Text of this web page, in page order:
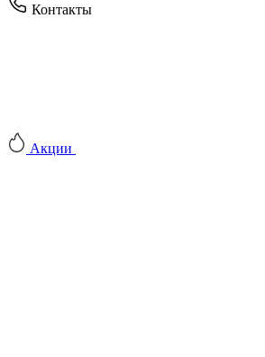
Контакты
Акции